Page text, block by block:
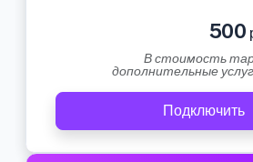
500
В стоимость
дополнительные
Подключить